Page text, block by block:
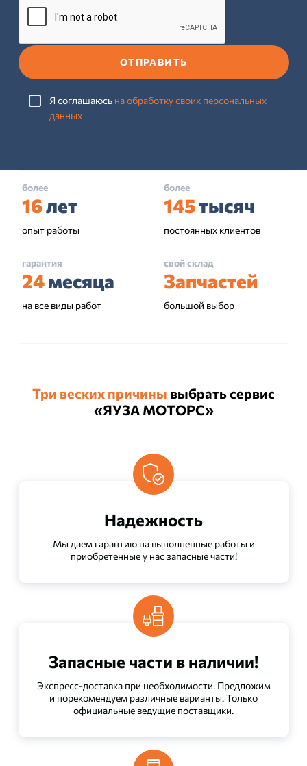
ОТПРАВИТЬ
Я соглашаюсь на обработку своих персональных
данных
более
16лет
опыт работы
более
145тысяч
постоянных клиентов
гарантия
24месяца
на все виды работ
свой склад
Запчастей
большой выбор
Три веских причины выбрать сервис
«ЯУЗА МОТОРС»
Надежность
Мы даем гарантию на выполненные работы и
приобретенные у нас запасные части!
Запасные части в наличии!
Экспресс-доставка при необходимости. Предложим
и порекомендуем различные варианты. Только
официальные ведущие поставщики.